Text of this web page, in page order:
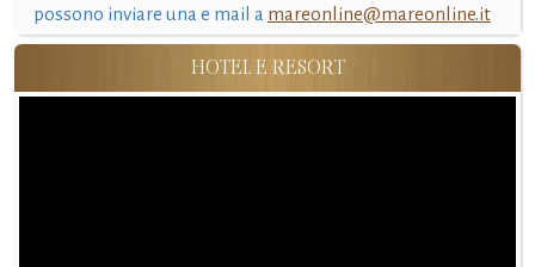
possono inviare una e mail a mareonline@mareonline.it
HOTEL E RESORT